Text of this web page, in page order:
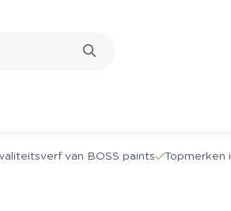
van BOSS paints Topmerken